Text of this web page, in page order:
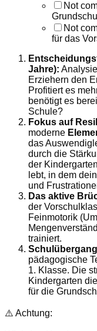
Not
Not
für das
Jahre):
Erziehern den
Profitiert es
benötigt es
Schule?
Fokus auf
moderne
das
durch die
der
lebt, in dem
und
Das aktive
der
Feinmotorik
trainiert.
pädagogische
1. Klasse. Die
Kindergarten
für die
⚠️ Achtung: